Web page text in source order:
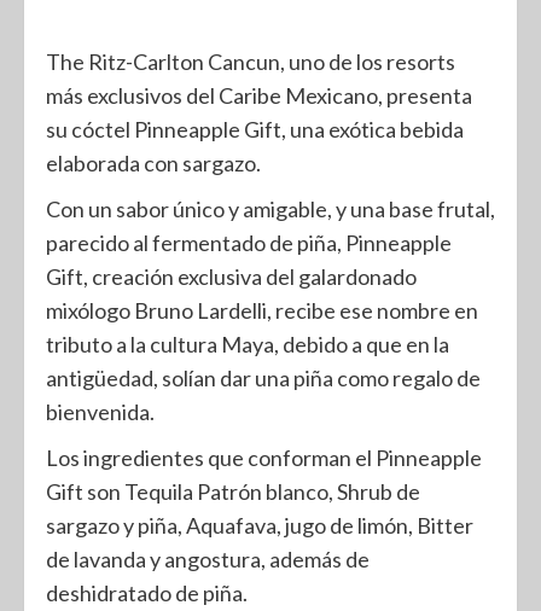
The Ritz-Carlton Cancun, uno de los resorts
más exclusivos del Caribe Mexicano, presenta
su cóctel Pinneapple Gift, una exótica bebida
elaborada con sargazo.
Con un sabor único y amigable, y una base frutal,
parecido al fermentado de piña, Pinneapple
Gift, creación exclusiva del galardonado
mixólogo Bruno Lardelli, recibe ese nombre en
tributo a la cultura Maya, debido a que en la
antigüedad, solían dar una piña como regalo de
bienvenida.
Los ingredientes que conforman el Pinneapple
Gift son Tequila Patrón blanco, Shrub de
sargazo y piña, Aquafava, jugo de limón, Bitter
de lavanda y angostura, además de
deshidratado de piña.